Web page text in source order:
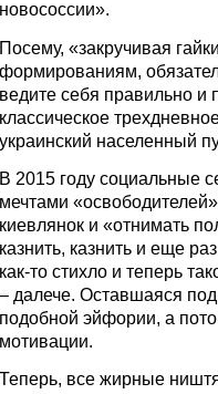
новососсии».
Посему, «закручивая
формированиям,
ведите себя правильно
классическое
украинский населенный
В 2015 году социальные
мечтами
киевлянок и «отнимать
казнить, казнить и еще
как-то стихло и теперь
– далече. Оставшаяся
подобной эйфории, а
мотивации.
Теперь, все жирные